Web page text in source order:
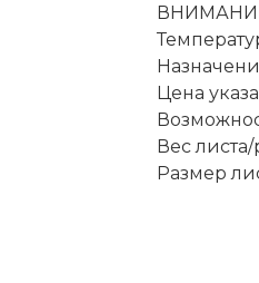
Цена
Вес листа/
Размер